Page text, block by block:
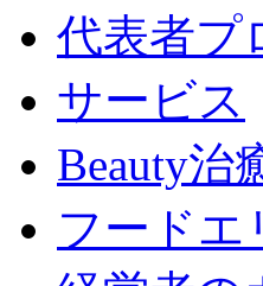
代表者プ
サービス
Beauty治
フードエ